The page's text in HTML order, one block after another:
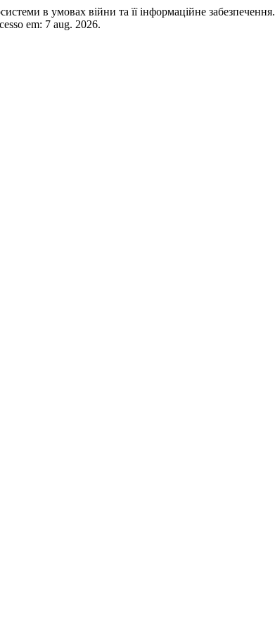
в умовах війни та її інформаційне забезпечення.
em: 7 aug. 2026.